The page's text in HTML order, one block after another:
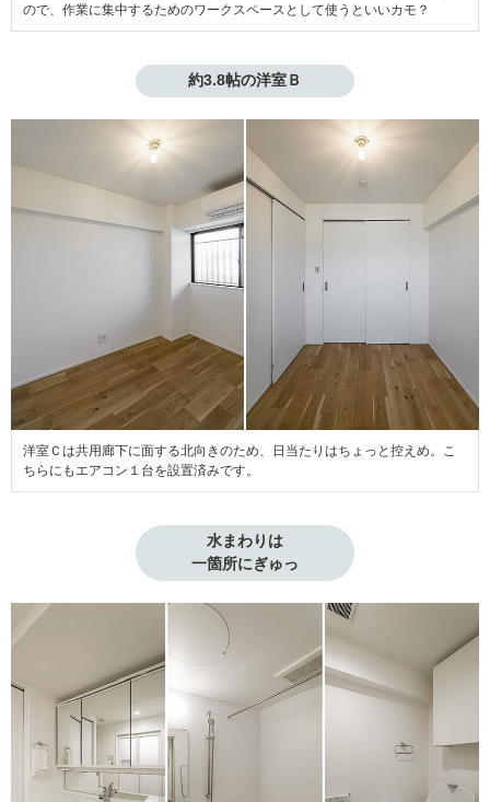
ので、作業に集中するためのワークスペースとして使うといいカモ？
約3.8帖の洋室Ｂ
洋室Ｃは共用廊下に面する北向きのため、日当たりはちょっと控えめ。こ
ちらにもエアコン１台を設置済みです。
水まわりは
一箇所にぎゅっ